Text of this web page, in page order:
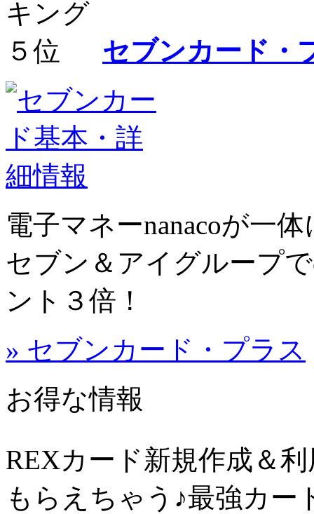
セブンカード・
電子マネーnanacoが一
セブン＆アイグループ
ント３倍！
» セブンカード・プラス
お得な情報
REXカード新規作成＆
もらえちゃう♪最強カ